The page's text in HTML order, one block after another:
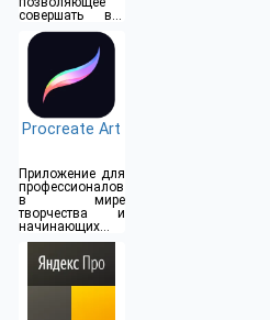
совершать все
операции прямо
из дома
Procreate Art
Приложение для
профессионалов
в мире
творчества и
начинающих
художников